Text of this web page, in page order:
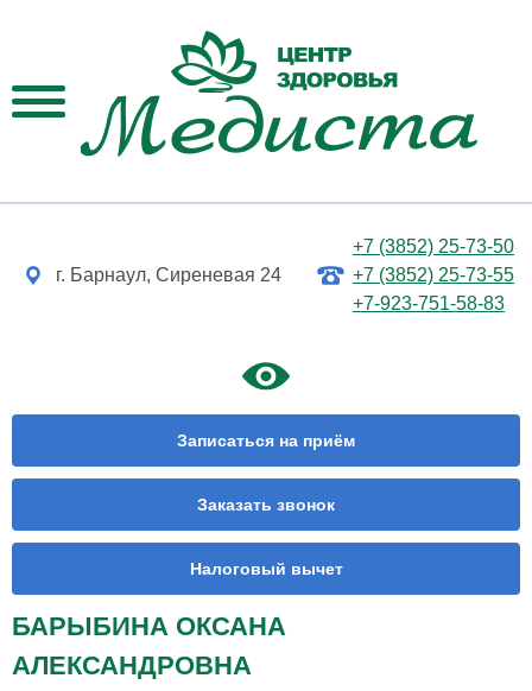
г. Барнаул, Сиреневая 24
+7 (3852) 25-73-50
+7 (3852) 25-73-55
+7-923-751-58-83
Записаться на приём
Заказать звонок
Налоговый вычет
БАРЫБИНА ОКСАНА
АЛЕКСАНДРОВНА